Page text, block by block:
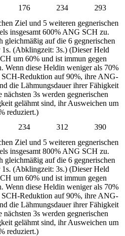
176 234
293
Ziel und 5 weiteren gegnerischen
insgesamt 600% ANG SCH zu.
gleichmäßig auf die 6 gegnerischen
(Abklingzeit: 3s.) (Dieser Held
um 60% und ist immun gegen
Wenn diese Heldin weniger als 70%
Reduktion auf 90%, ihre ANG-
die Lähmungsdauer ihrer Fähigkeit
3s werden gegnerischen
gelähmt sind, ihr Ausweichen um
reduziert.)
234 312
390
Ziel und 5 weiteren gegnerischen
insgesamt 800% ANG SCH zu.
gleichmäßig auf die 6 gegnerischen
(Abklingzeit: 3s.) (Dieser Held
um 60% und ist immun gegen
Wenn diese Heldin weniger als 70%
Reduktion auf 90%, ihre ANG-
die Lähmungsdauer ihrer Fähigkeit
3s werden gegnerischen
gelähmt sind, ihr Ausweichen um
reduziert.)